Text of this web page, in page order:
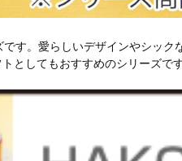
す。愛らしいデザインやシッ
としてもおすすめのシリーズです